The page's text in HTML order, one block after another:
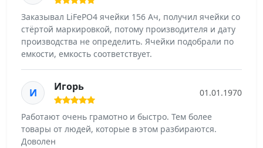
Заказывал LiFePO4 ячейки 156 Ач, получил ячейки со
стёртой маркировкой, потому производителя и дату
производства не определить. Ячейки подобрали по
емкости, емкость соответствует.
И Игорь 01.01.1970
Работают очень грамотно и быстро. Тем более
товары от людей, которые в этом разбираются.
Доволен